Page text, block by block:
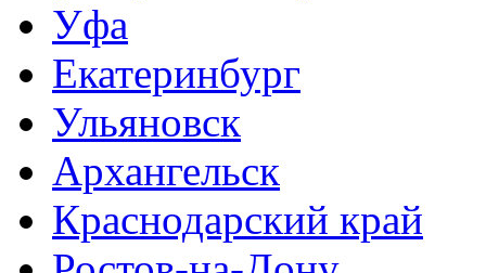
Уфа
Екатеринбург
Ульяновск
Архангельск
Краснодарский край